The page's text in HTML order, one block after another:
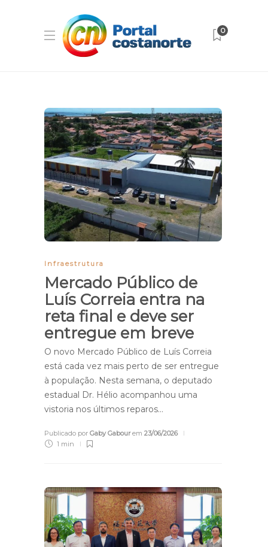
0
Infraestrutura
Mercado Público de
Luís Correia entra na
reta final e deve ser
entregue em breve
O novo Mercado Público de Luís Correia
está cada vez mais perto de ser entregue
à população. Nesta semana, o deputado
estadual Dr. Hélio acompanhou uma
vistoria nos últimos reparos…
Publicado por Gaby Gabourem 23/06/2026
1 min